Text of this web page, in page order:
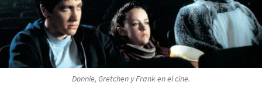
Donnie, Gretchen y Frank en el cine.